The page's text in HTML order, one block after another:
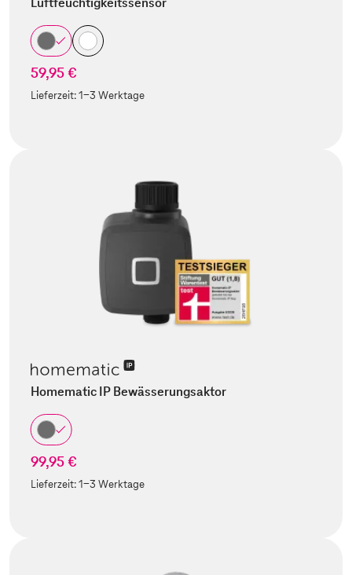
59,95 €
Lieferzeit:1-3 Werktage
Homematic IP Bewässerungsaktor
99,95 €
Lieferzeit:1-3 Werktage